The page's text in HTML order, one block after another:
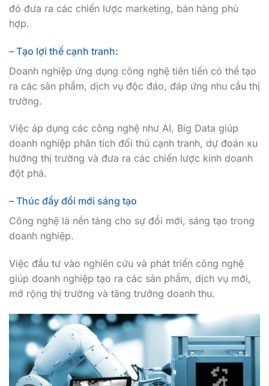
đó đưa ra các chiến lược marketing, bán hàng phù
hợp.
– Tạo lợi thế cạnh tranh:
Doanh nghiệp ứng dụng công nghệ tiên tiến có thể tạo
ra các sản phẩm, dịch vụ độc đáo, đáp ứng nhu cầu thị
trường.
Việc áp dụng các công nghệ như AI, Big Data giúp
doanh nghiệp phân tích đối thủ cạnh tranh, dự đoán xu
hướng thị trường và đưa ra các chiến lược kinh doanh
đột phá.
– Thúc đẩy đổi mới sáng tạo
Công nghệ là nền tảng cho sự đổi mới, sáng tạo trong
doanh nghiệp.
Việc đầu tư vào nghiên cứu và phát triển công nghệ
giúp doanh nghiệp tạo ra các sản phẩm, dịch vụ mới,
mở rộng thị trường và tăng trưởng doanh thu.